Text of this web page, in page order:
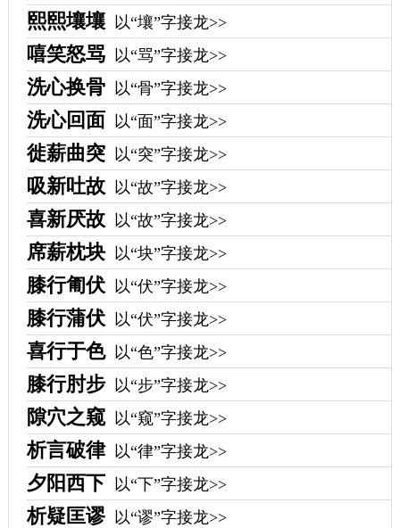
熙熙壤壤 以“壤”字接龙>>
嘻笑怒骂 以“骂”字接龙>>
洗心换骨 以“骨”字接龙>>
洗心回面 以“面”字接龙>>
徙薪曲突 以“突”字接龙>>
吸新吐故 以“故”字接龙>>
喜新厌故 以“故”字接龙>>
席薪枕块 以“块”字接龙>>
膝行匍伏 以“伏”字接龙>>
膝行蒲伏 以“伏”字接龙>>
喜行于色 以“色”字接龙>>
膝行肘步 以“步”字接龙>>
隙穴之窥 以“窥”字接龙>>
析言破律 以“律”字接龙>>
夕阳西下 以“下”字接龙>>
析疑匡谬 以“谬”字接龙>>